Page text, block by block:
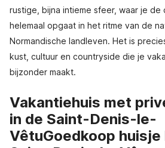
rustige, bijna intieme sfeer, waar je
helemaal opgaat in het ritme van de
Normandische landleven. Het is
kust, cultuur en countryside die je
bijzonder maakt.
Vakantiehuis met
in de Saint-Denis-le-
VêtuGoedkoop huisje